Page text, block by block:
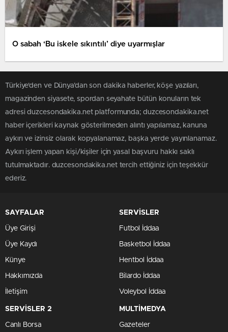
O sabah ‘Bu iskele sıkıntılı’ diye uyarmışlar
Türkiye'den ve Dünya’dan son dakika haberler, köşe yazıları,
magazinden siyasete, spordan seyahate bütün konuların tek
adresi duzcesondakika.net platformunda; duzcesondakika.net
haber içerikleri kaynak gösterilmeden alıntı yapılamaz, kanuna
aykırı ve izinsiz olarak kopyalanamaz, başka yerde yayınlanamaz.
Aykırı işlem yapan kişi/kişiler için yasal başvuru hakkı saklı
tutulmaktadır. duzcesondakika.net tercih ettiğiniz için teşekkür
ederiz.
SAYFALAR
Üye Girişi
Üye Kaydı
Künye
Hakkımızda
İletişim
SERVİSLER
Futbol İddaa
Basketbol İddaa
Hentbol İddaa
Bilardo İddaa
Voleybol İddaa
SERVİSLER 2
Canlı Borsa
MULTİMEDYA
Gazeteler